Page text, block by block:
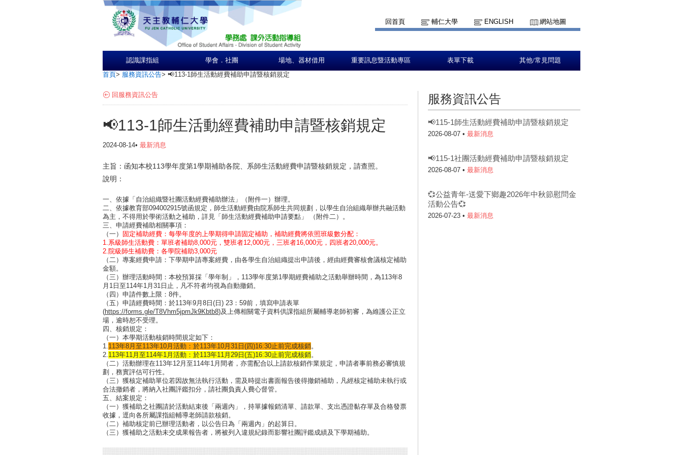
回首頁 輔仁大學 ENGLISH 網站地圖
認識課指組 學會．社團 場地、器材借用 重要訊息暨活動專區 表單下載 其他/常見問題
首頁> 服務資訊公告> 📢113-1師生活動經費補助申請暨核銷規定
回服務資訊公告
📢113-1師生活動經費補助申請暨核銷規定
2024-08-14• 最新消息
主旨：函知本校113學年度第1學期補助各院、系師生活動經費申請暨核銷規定，請查照。
說明：
一、依據「自治組織暨社團活動經費補助辦法」（附件一）辦理。
二、依據教育部094002915號函規定，師生活動經費由院系師生共同規劃，以學生自治組織舉辦共融活動
為主，不得用於學術活動之補助，詳見「師生活動經費補助申請要點」 （附件二）。
三、申請經費補助相關事項：
（一）
固定補助經費：每學年度的上學期得申請固定補助，補助經費將依照班級數分配：
1.系級師生活動費：單班者補助8,000元，雙班者12,000元，三班者16,000元，四班者20,000元。
2.院級師生補助費：各學院補助3,000元
（二）專案經費申請：下學期申請專案經費，由各學生自治組織提出申請後，經由經費審核會議核定補助
金額。
（三）辦理活動時間：本校預算採「學年制」，113學年度第1學期經費補助之活動舉辦時間，為113年8
月1日至114年1月31日止，凡不符者均視為自動撤銷。
（四）申請件數上限：8件。
（五）申請經費時間：於113年9月8日(日) 23：59前，填寫申請表單
(https://forms.gle/T8Vhm5jpmJk9Kbtb8)及上傳相關電子資料供課指組所屬輔導老師初審，為維護公正立
場，逾時恕不受理。
四、核銷規定：
（一）本學期活動核銷時間規定如下：
1.113年8月至113年10月活動：於113年10月31日(四)16:30止前完成核銷。
2.113年11月至114年1月活動：於113年11月29日(五)16:30止前完成核銷。
（二）活動辦理在113年12月至114年1月間者，亦需配合以上請款核銷作業規定，申請者事前務必審慎規
劃，務實評估可行性。
（三）獲核定補助單位若因故無法執行活動，需及時提出書面報告後得撤銷補助，凡經核定補助未執行或
合法撤銷者，將納入社團評鑑扣分，請社團負責人費心督管。
五、結案規定：
（一）獲補助之社團請於活動結束後「兩週內」，持單據報銷清單、請款單、支出憑證黏存單及合格發票
收據，逕向各所屬課指組輔導老師請款核銷。
（二）補助核定前已辦理活動者，以公告日為「兩週內」的起算日。
（三）獲補助之活動未交成果報告者，將被列入違規紀錄而影響社團評鑑成績及下學期補助。
服務資訊公告
📢115-1師生活動經費補助申請暨核銷規定
2026-08-07 • 最新消息
📢115-1社團活動經費補助申請暨核銷規定
2026-08-07 • 最新消息
💞公益青年-送愛下鄉趣2026年中秋節慰問金
活動公告💞
2026-07-23 • 最新消息